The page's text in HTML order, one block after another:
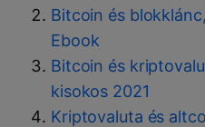
Bitcoin és
Ebook
Bitcoin és
kisokos 2021
Kriptovaluta és